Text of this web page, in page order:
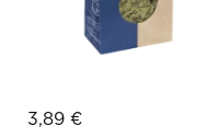
3,89 €